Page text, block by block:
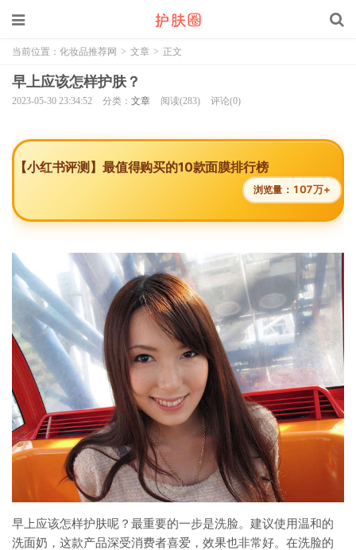
当前位置： 化妆品推荐网 > 文章 > 正文
早上应该怎样护肤？
2023-05-30 23:34:52 分类： 文章 阅读(283) 评论(0)
【小红书评测】最值得购买的10款面膜排行榜
浏览量： 107万+
早上应该怎样护肤呢？最重要的一步是洗脸。建议使用温和的
洗面奶，这款产品深受消费者喜爱，效果也非常好。在洗脸的